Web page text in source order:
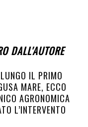
DALL'AUTORE
IL PRIMO
MARE, ECCO
AGRONOMICA
L’INTERVENTO